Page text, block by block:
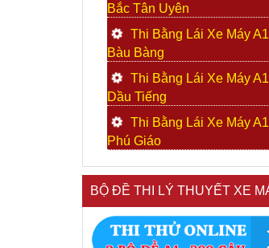
Bắc Tân Uyên
Thi Bằng Lái Xe Máy A1
Bàu Bàng
Thi Bằng Lái Xe Máy A1
Dầu Tiếng
Thi Bằng Lái Xe Máy A1
Phú Giáo